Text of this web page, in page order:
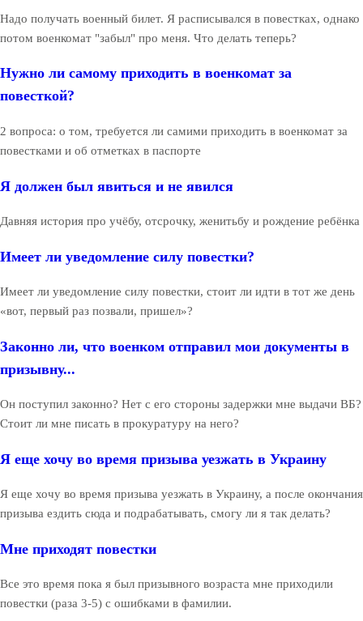
Надо получать военный билет. Я расписывался в повестках, однако
потом военкомат "забыл" про меня. Что делать теперь?
Нужно ли самому приходить в военкомат за
повесткой?
2 вопроса: о том, требуется ли самими приходить в военкомат за
повестками и об отметках в паспорте
Я должен был явиться и не явился
Давняя история про учёбу, отсрочку, женитьбу и рождение ребёнка
Имеет ли уведомление силу повестки?
Имеет ли уведомление силу повестки, стоит ли идти в тот же день
«вот, первый раз позвали, пришел»?
Законно ли, что военком отправил мои документы в
призывну...
Он поступил законно? Нет с его стороны задержки мне выдачи ВБ?
Стоит ли мне писать в прокуратуру на него?
Я еще хочу во время призыва уезжать в Украину
Я еще хочу во время призыва уезжать в Украину, а после окончания
призыва ездить сюда и подрабатывать, смогу ли я так делать?
Мне приходят повестки
Все это время пока я был призывного возраста мне приходили
повестки (раза 3-5) с ошибками в фамилии.